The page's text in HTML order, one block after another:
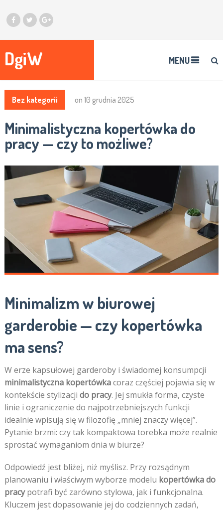
DgiW MENU
Bez kategorii on 10 grudnia 2025
Minimalistyczna kopertówka do
pracy — czy to możliwe?
Minimalizm w biurowej
garderobie — czy kopertówka
ma sens?
W erze kapsułowej garderoby i świadomej konsumpcji
minimalistyczna kopertówkacoraz częściej pojawia się w
kontekście stylizacji do pracy. Jej smukła forma, czyste
linie i ograniczenie do najpotrzebniejszych funkcji
idealnie wpisują się w filozofię „mniej znaczy więcej”.
Pytanie brzmi: czy tak kompaktowa torebka może realnie
sprostać wymaganiom dnia w biurze?
Odpowiedź jest bliżej, niż myślisz. Przy rozsądnym
planowaniu i właściwym wyborze modelu kopertówka do
pracypotrafi być zarówno stylowa, jak i funkcjonalna.
Kluczem jest dopasowanie jej do codziennych zadań,